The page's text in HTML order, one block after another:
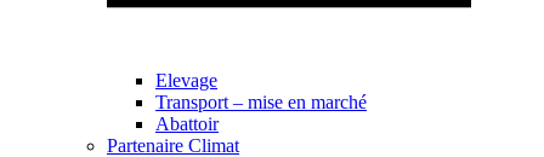
Elevage
Transport – mise en marché
Abattoir
Partenaire Climat